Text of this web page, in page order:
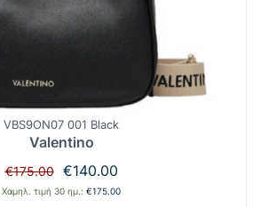
VBS9ON07 001 Black
Valentino
€175.00
Original
price
€140.00Η
τρέχουσα
Χαμηλ. τιμή 30 ημ.: €175.00